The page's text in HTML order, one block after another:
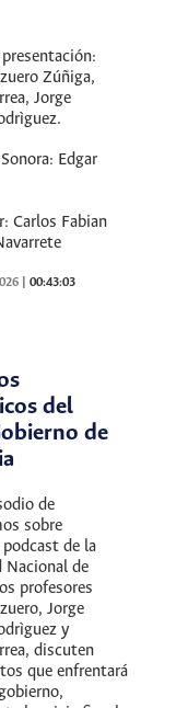
Zúñiga,
Jorge
Edgar
Carlos Fabian
|00:43:03
del
de
de
sobre
podcast de la
Nacional de
profesores
Jorge
y
discuten
que enfrentará